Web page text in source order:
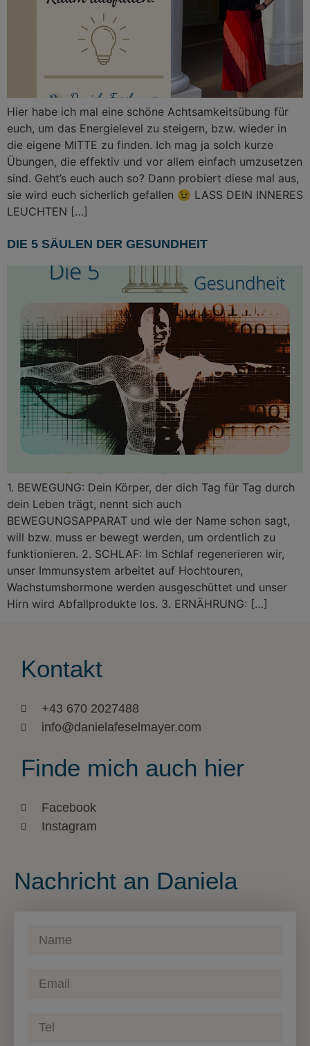
Hier habe ich mal eine schöne Achtsamkeitsübung für
euch, um das Energielevel zu steigern, bzw. wieder in
die eigene MITTE zu finden. Ich mag ja solch kurze
Übungen, die effektiv und vor allem einfach umzusetzen
sind. Geht’s euch auch so? Dann probiert diese mal aus,
sie wird euch sicherlich gefallen 😉 LASS DEIN INNERES
LEUCHTEN […]
DIE 5 SÄULEN DER GESUNDHEIT
1. BEWEGUNG: Dein Körper, der dich Tag für Tag durch
dein Leben trägt, nennt sich auch
BEWEGUNGSAPPARAT und wie der Name schon sagt,
will bzw. muss er bewegt werden, um ordentlich zu
funktionieren. 2. SCHLAF: Im Schlaf regenerieren wir,
unser Immunsystem arbeitet auf Hochtouren,
Wachstumshormone werden ausgeschüttet und unser
Hirn wird Abfallprodukte los. 3. ERNÄHRUNG: […]
Kontakt
+43 670 2027488
info@danielafeselmayer.com
Finde mich auch hier
Facebook
Instagram
Nachricht an Daniela